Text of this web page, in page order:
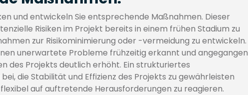
und entwickeln Sie entsprechende Maßnahmen. Dieser
Risiken im Projekt bereits in einem frühen Stadium zu
zur Risikominimierung oder -vermeidung zu entwickeln.
unerwartete Probleme frühzeitig erkannt und angegangen
des Projekts deutlich erhöht. Ein strukturiertes
die Stabilität und Effizienz des Projekts zu gewährleisten
auf auftretende Herausforderungen zu reagieren.